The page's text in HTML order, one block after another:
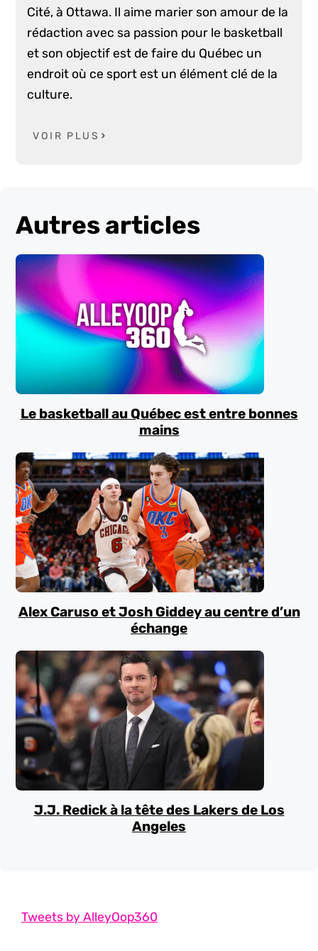
Cité, à Ottawa. Il aime marier son amour de la
rédaction avec sa passion pour le basketball
et son objectif est de faire du Québec un
endroit où ce sport est un élément clé de la
culture.
VOIR PLUS
Autres articles
Le basketball au Québec est entre bonnes
mains
Alex Caruso et Josh Giddey au centre d’un
échange
J.J. Redick à la tête des Lakers de Los
Angeles
Tweets by AlleyOop360